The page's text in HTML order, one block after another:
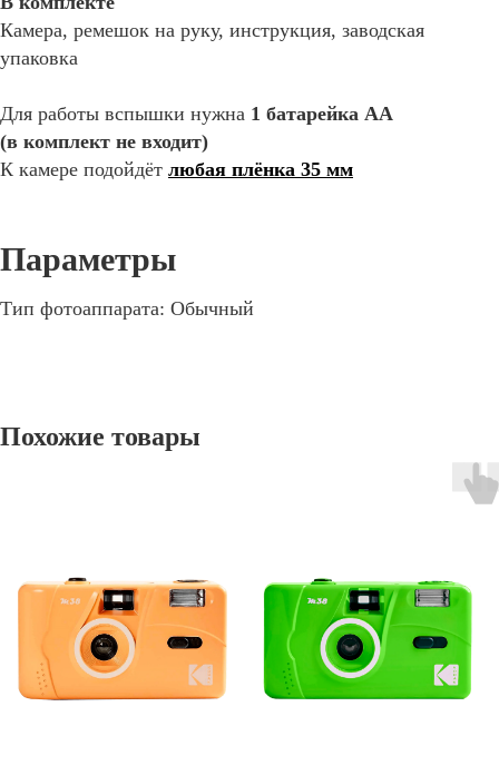
Камера, ремешок на руку, инструкция, заводская
упаковка
Для работы вспышки нужна 1 батарейка АА
(в комплект не входит)
К камере подойдёт любая плёнка 35 мм
Тип фотоаппарата: Обычный
Похожие товары